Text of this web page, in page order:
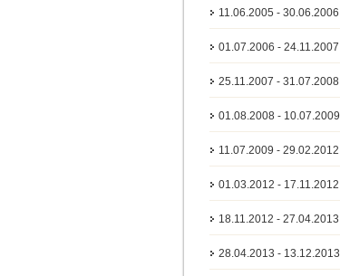
11.06.2005 - 30.06.2006
01.07.2006 - 24.11.2007
25.11.2007 - 31.07.2008
01.08.2008 - 10.07.2009
11.07.2009 - 29.02.2012
01.03.2012 - 17.11.2012
18.11.2012 - 27.04.2013
28.04.2013 - 13.12.2013